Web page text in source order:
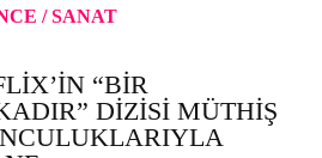
/ SANAT
“BIR
DIZISI MÜTHIŞ